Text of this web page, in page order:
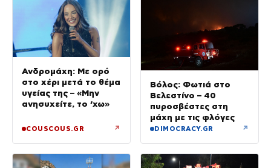
Ανδρομάχη: Με ορό
στο χέρι μετά το θέμα
υγείας της – «Μην
ανησυχείτε, το ‘χω»
COUSCOUS.GR ↗
Βόλος: Φωτιά στο
Βελεστίνο – 40
πυροσβέστες στη
μάχη με τις φλόγες
DIMOCRACY.GR ↗